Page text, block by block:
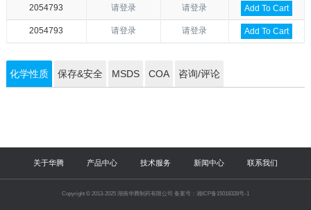
2054793 请登录 请登录 Add To Cart
2054793 请登录 请登录 Add To Cart
化学性质 保存&安全 MSDS COA 咨询/评论
关于华腾 产品中心 技术服务 新闻中心 联系我们
Copyright © 2013-2025 湖南华腾制药有限公司 备案号：湘ICP备15018328号-1